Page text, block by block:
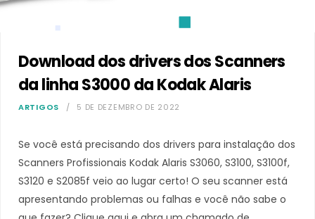
Download dos drivers dos Scanners
da linha S3000 da Kodak Alaris
ARTIGOS 5 DE DEZEMBRO DE 2022
Se você está precisando dos drivers para instalação dos
Scanners Profissionais Kodak Alaris S3060, S3100, S3100f,
S3120 e S2085f veio ao lugar certo! O seu scanner está
apresentando problemas ou falhas e você não sabe o